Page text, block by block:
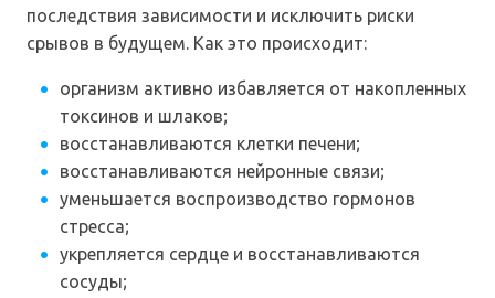
последствия зависимости и исключить риски
срывов в будущем. Как это происходит:
организм активно избавляется от накопленных
токсинов и шлаков;
восстанавливаются клетки печени;
восстанавливаются нейронные связи;
уменьшается воспроизводство гормонов
стресса;
укрепляется сердце и восстанавливаются
сосуды;